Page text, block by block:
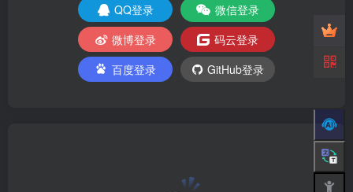
QQ登录
微信登录
微博登录
码云登录
百度登录
GitHub登录